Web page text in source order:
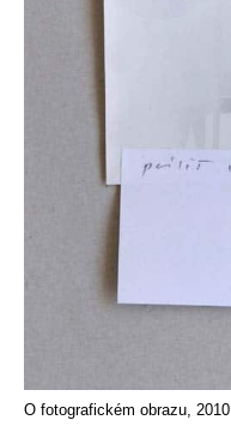
O fotografickém obrazu, 2010